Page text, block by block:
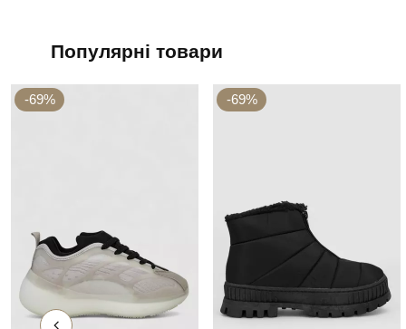
Популярні товари
-69% -69%